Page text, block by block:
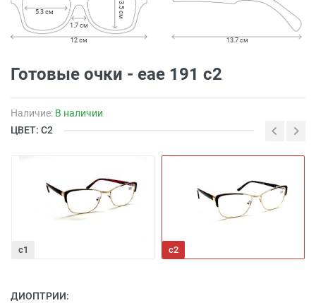
1.7 см
5.3 см 3.5 см
12 см 13.7 см
Готовые очки - eae 191 c2
Наличие: В наличии
ЦВЕТ: С2
c1 с2
ДИОПТРИИ: